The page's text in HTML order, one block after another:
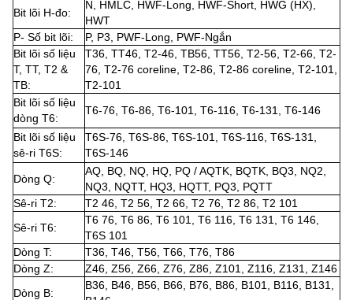
Bit lõi H-đo:
N, HMLC, HWF-Long, HWF-Short, HWG (HX),
HWT
P- Số bit lõi:
P, P3, PWF-Long, PWF-Ngắn
Bit lõi số liệu
T, TT, T2 &
TB:
T36, TT46, T2-46, TB56, TT56, T2-56, T2-66, T2-
76, T2-76 coreline, T2-86, T2-86 coreline, T2-101,
T2-101
Bit lõi số liệu
dòng T6:
T6-76, T6-86, T6-101, T6-116, T6-131, T6-146
Bit lõi số liệu
sê-ri T6S:
T6S-76, T6S-86, T6S-101, T6S-116, T6S-131,
T6S-146
Dòng Q:
AQ, BQ, NQ, HQ, PQ / AQTK, BQTK, BQ3, NQ2,
NQ3, NQTT, HQ3, HQTT, PQ3, PQTT
Sê-ri T2:
T2 46, T2 56, T2 66, T2 76, T2 86, T2 101
Sê-ri T6:
T6 76, T6 86, T6 101, T6 116, T6 131, T6 146,
T6S 101
Dòng T:
T36, T46, T56, T66, T76, T86
Dòng Z:
Z46, Z56, Z66, Z76, Z86, Z101, Z116, Z131, Z146
Dòng B:
B36, B46, B56, B66, B76, B86, B101, B116, B131,